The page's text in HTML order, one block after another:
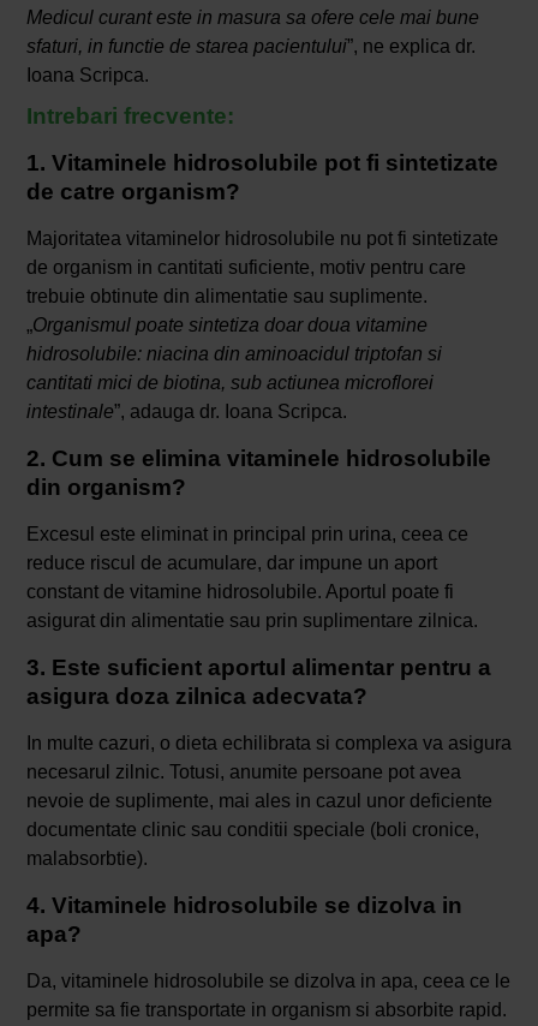
Medicul curant este in masura sa ofere cele mai bune
sfaturi, in functie de starea pacientului”, ne explica dr.
Ioana Scripca.
Intrebari frecvente:
1. Vitaminele hidrosolubile pot fi sintetizate
de catre organism?
Majoritatea vitaminelor hidrosolubile nu pot fi sintetizate
de organism in cantitati suficiente, motiv pentru care
trebuie obtinute din alimentatie sau suplimente.
„Organismul poate sintetiza doar doua vitamine
hidrosolubile: niacina din aminoacidul triptofan si
cantitati mici de biotina, sub actiunea microflorei
intestinale”, adauga dr. Ioana Scripca.
2. Cum se elimina vitaminele hidrosolubile
din organism?
Excesul este eliminat in principal prin urina, ceea ce
reduce riscul de acumulare, dar impune un aport
constant de vitamine hidrosolubile. Aportul poate fi
asigurat din alimentatie sau prin suplimentare zilnica.
3. Este suficient aportul alimentar pentru a
asigura doza zilnica adecvata?
In multe cazuri, o dieta echilibrata si complexa va asigura
necesarul zilnic. Totusi, anumite persoane pot avea
nevoie de suplimente, mai ales in cazul unor deficiente
documentate clinic sau conditii speciale (boli cronice,
malabsorbtie).
4. Vitaminele hidrosolubile se dizolva in
apa?
Da, vitaminele hidrosolubile se dizolva in apa, ceea ce le
permite sa fie transportate in organism si absorbite rapid.